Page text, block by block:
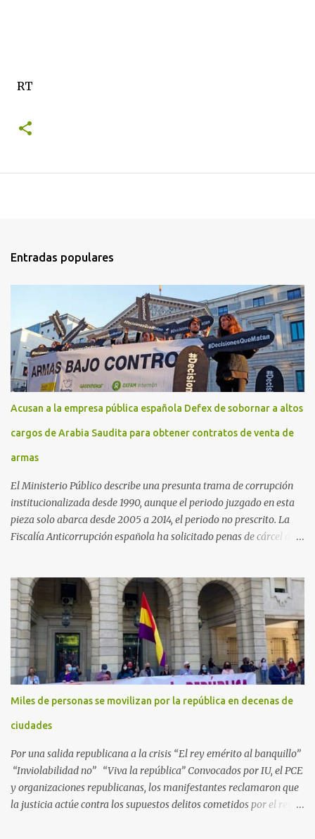
RT
Entradas populares
Acusan a la empresa pública española Defex de sobornar a altos
cargos de Arabia Saudita para obtener contratos de venta de
armas
El Ministerio Público describe una presunta trama de corrupción
institucionalizada desde 1990, aunque el periodo juzgado en esta
pieza solo abarca desde 2005 a 2014, el periodo no prescrito. La
Fiscalía Anticorrupción española ha solicitado penas de cárcel de
Arabia Saudita a través de la empresa pública española Defex,
disuelta. El fiscal Conrado Saiz describe en su escrito de
conclusiones cómo la empresa pública Defex pagó comisiones
ilegales a diversas autoridades del régimen árabe entre 2005 y
2014, para obtener a cambio la materialización de los contratos. El
Ministerio Público lleva a cabo esta acusación en una de las piezas
separadas del llamado 'caso Defex', que investiga once ventas
ejecutadas en este periodo, y atribuye a José Ignacio Encinas
Charro, presidente de la compañía pública hasta 2013, los
Miles de personas se movilizan por la república en decenas de
ciudades
Por una salida republicana a la crisis “El rey emérito al banquillo”
“Inviolabilidad no” “Viva la república” Convocados por IU, el PCE
y organizaciones republicanas, los manifestantes reclamaron que
la justicia actúe contra los supuestos delitos cometidos por el rey